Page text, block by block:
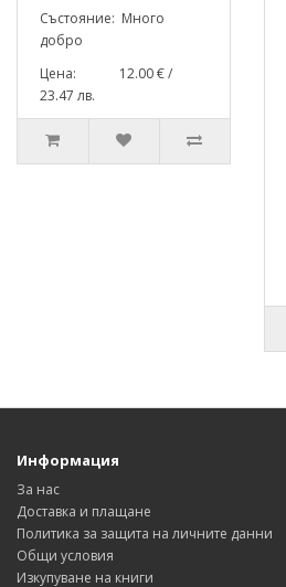
Състояние: Много
добро
Цена: 12.00 € /
23.47 лв.
Информация
За нас
Доставка и плащане
Политика за защита на личните данни
Общи условия
Изкупуване на книги